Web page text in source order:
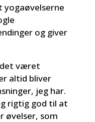
yogaøvelserne
og giver
det været
altid bliver
jeg har.
rigtig god til at
øvelser, som